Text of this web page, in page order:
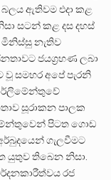
ඇතිවම එදා කළ
සටන් කළ දස දහස්
නැතිව
ජයග්‍රහණ ලබා
සමහර අපේ පැරනි
සූරාකන පාලක
පිටත ගොඩ
ගැලවීමට
යුතුව තිබෙන නිසා.
රජ